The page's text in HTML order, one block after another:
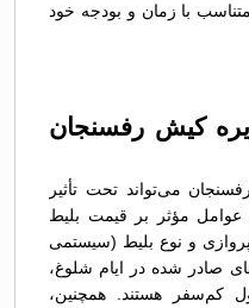
با زمان و بودجه خود
کیش رفسنجان
می‌تواند تحت تأثیر
عوامل مؤثر بر قیمت بلیط
و نوع بلیط (سیستمی
صادر شده در ایام شلوغ،
کم‌سفر هستند. همچنین،